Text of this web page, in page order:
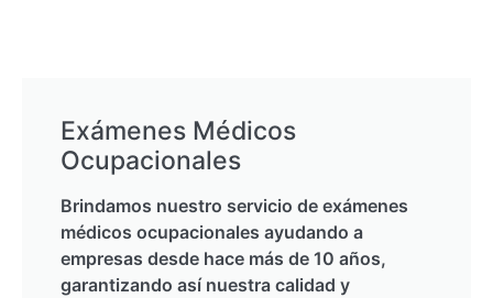
Exámenes Médicos
Ocupacionales
Brindamos nuestro servicio de exámenes
médicos ocupacionales ayudando a
empresas desde hace más de 10 años,
garantizando así nuestra calidad y